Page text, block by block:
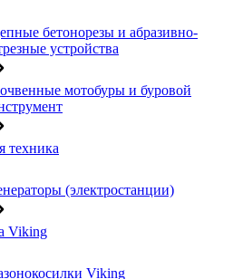
бетонорезы и абразивно-
устройства
мотобуры и буровой
техника
(электростанции)
Viking
Viking